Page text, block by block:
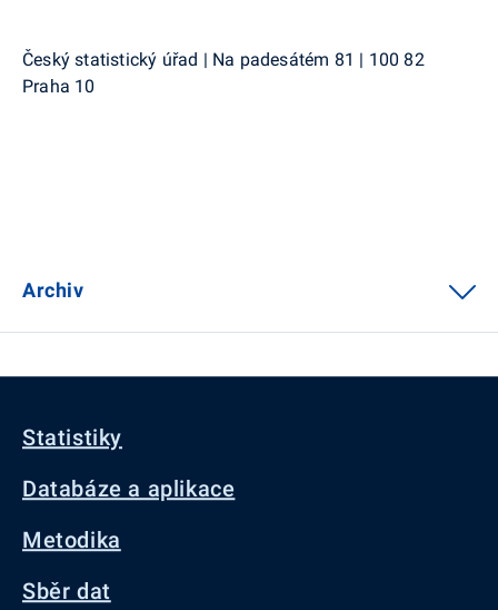
Český statistický úřad | Na padesátém 81 | 100 82
Praha 10
Archiv
Statistiky
Databáze a aplikace
Metodika
Sběr dat